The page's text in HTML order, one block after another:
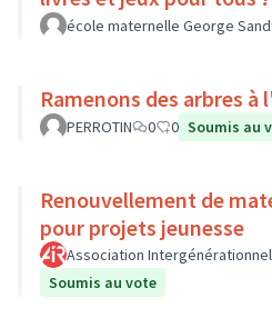
école maternelle George Sand
Ramenons des arbres à
PERROTIN 0 0 Soumis au
Renouvellement de
pour projets jeunesse
Association
Soumis au vote